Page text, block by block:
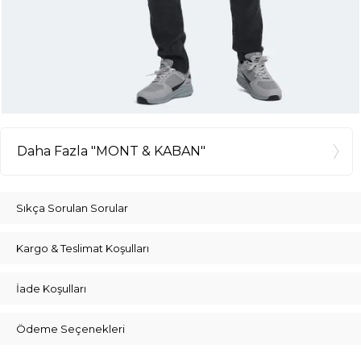
Daha Fazla "MONT & KABAN"
Sıkça Sorulan Sorular
Kargo & Teslimat Koşulları
İade Koşulları
Ödeme Seçenekleri